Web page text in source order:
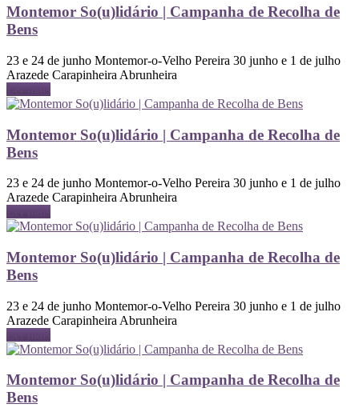
Montemor So(u)lidário | Campanha de Recolha de
Bens
23 e 24 de junho Montemor-o-Velho Pereira 30 junho e 1 de julho
Arazede Carapinheira Abrunheira
Ler mais
Montemor So(u)lidário | Campanha de Recolha de
Bens
23 e 24 de junho Montemor-o-Velho Pereira 30 junho e 1 de julho
Arazede Carapinheira Abrunheira
Ler mais
Montemor So(u)lidário | Campanha de Recolha de
Bens
23 e 24 de junho Montemor-o-Velho Pereira 30 junho e 1 de julho
Arazede Carapinheira Abrunheira
Ler mais
Montemor So(u)lidário | Campanha de Recolha de
Bens